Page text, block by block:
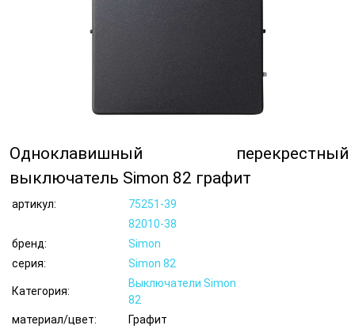
Одноклавишный перекрестный
выключатель Simon 82 графит
артикул:
75251-39
82010-38
бренд:
Simon
серия:
Simon 82
Категория:
Выключатели Simon
82
материал/цвет:
Графит